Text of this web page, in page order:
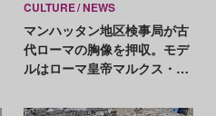
CULTURE NEWS
マンハッタン地区検事局が古
代ローマの胸像を押収。モデ
ルはローマ皇帝マルクス・ア